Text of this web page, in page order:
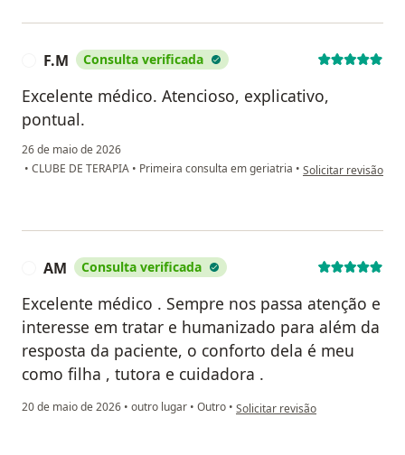
F.M Consulta verificada
Excelente médico. Atencioso, explicativo,
pontual.
26 de maio de 2026
• CLUBE DE TERAPIA • Primeira consulta em geriatria • na opinião do
Solicitar revisão
AM Consulta verificada
Excelente médico . Sempre nos passa atenção e
interesse em tratar e humanizado para além da
resposta da paciente, o conforto dela é meu
como filha , tutora e cuidadora .
20 de maio de 2026 • outro lugar • Outro • na opinião do utilizador AM
Solicitar revisão